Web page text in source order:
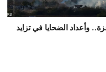
وأعداد الضحايا في تزايد